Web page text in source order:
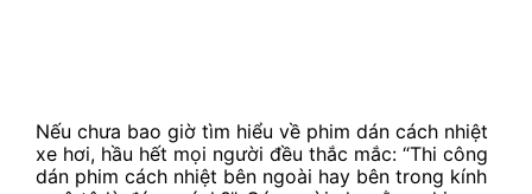
Nếu chưa bao giờ tìm hiểu về phim dán cách nhiệt
xe hơi, hầu hết mọi người đều thắc mắc: “Thi công
dán phim cách nhiệt bên ngoài hay bên trong kính